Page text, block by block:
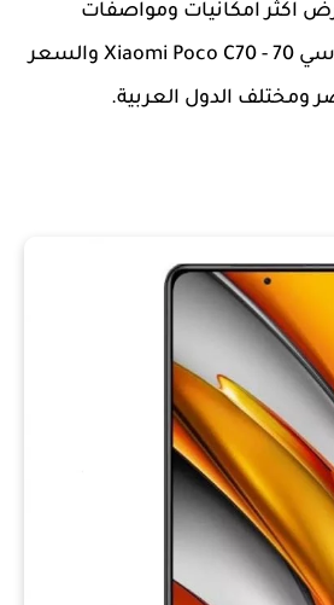
اكثر امكانيات ومواصفات
موبايل شاومي بوكو سي 70 - Xiaomi Poco C70 والسعر
ومختلف الدول العربية.